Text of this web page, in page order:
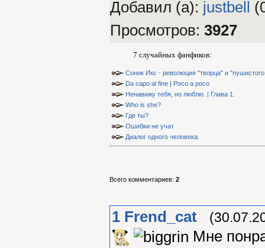
Добавил (а): justbell
Просмотров: 3927
7 случайных фанфиков:
Соник Икс - революция "творца" и
Da capo al fine | Poco a poco
Ненавижу тебя, но люблю. | Глава 1.
Who is she?
Где ты?
Ошибки не учат
Диалог одного человека.
Всего комментариев: 2
1 Frend_cat
Мне